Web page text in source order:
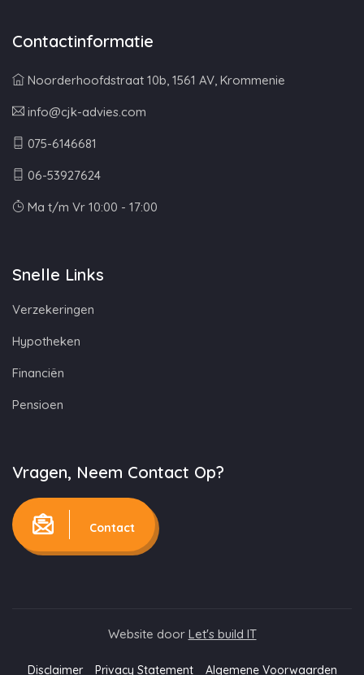
Contactinformatie
Noorderhoofdstraat 10b, 1561 AV, Krommenie
info@cjk-advies.com
075-6146681
06-53927624
Ma t/m Vr 10:00 - 17:00
Snelle Links
Verzekeringen
Hypotheken
Financiën
Pensioen
Vragen, Neem Contact Op?
Contact
Website door Let's build IT
Disclaimer Privacy Statement Algemene Voorwaarden